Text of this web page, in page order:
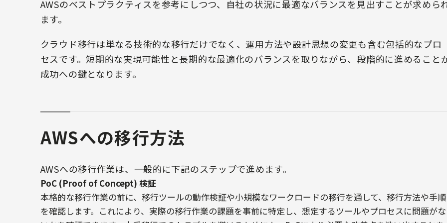
AWSのベストプラクティスを参考にしつつ、自社の状況に最適なバランスを見出すことが求めら
ます。
クラウド移行は単なる技術的な移行だけでなく、運用方法や設計思想の変更も含む包括的なプロ
セスです。短期的な実現可能性と長期的な最適化のバランスを取りながら、段階的に進めること
成功への鍵となります。
AWSへの移行方法
AWSへの移行作業は、一般的に下記のステップで進めます。
PoC (Proof of Concept) 検証
本格的な移行作業の前に、移行ツールの動作検証や小規模なワークロードの移行を通して、移行方法や手順
を確認します。これにより、実際の移行作業の課題を事前に特定し、想定するツールやプロセスに問題がな